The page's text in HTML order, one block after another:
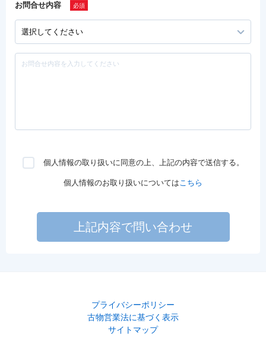
お問合せ内容
個人情報の取り扱いに同意の上、上記の内容で送信する。
個人情報のお取り扱いについてはこちら
上記内容で問い合わせ
プライバシーポリシー
古物営業法に基づく表示
サイトマップ